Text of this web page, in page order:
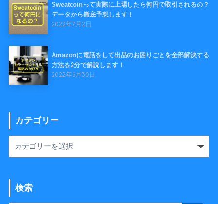
Sweatcoinって実際に上場したら何円で取引されるの？
データから徹底予想します！
2022年7月2日
Amazonに電話をして出品のお困りごとを全部解決する
方法を2分で解説します！
2022年6月30日
カテゴリー
検索